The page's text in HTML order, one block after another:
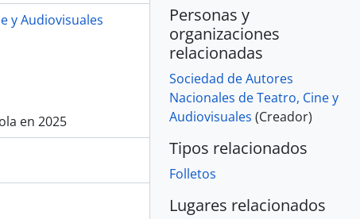
y Audiovisuales
en 2025
Personas y
organizaciones
relacionadas
Sociedad de Autores
Nacionales de Teatro, Cine y
Audiovisuales (Creador)
Tipos relacionados
Folletos
Lugares relacionados